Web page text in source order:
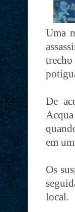
Uma
De
em
Os
local.